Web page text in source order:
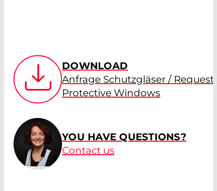
DOWNLOAD
Anfrage Schutzgläser / Request
Protective Windows
YOU HAVE QUESTIONS?
Contact us